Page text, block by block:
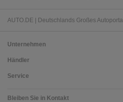
AUTO.DE | Deutschlands Großes Autoportal
Unternehmen
Händler
Service
Bleiben Sie in Kontakt